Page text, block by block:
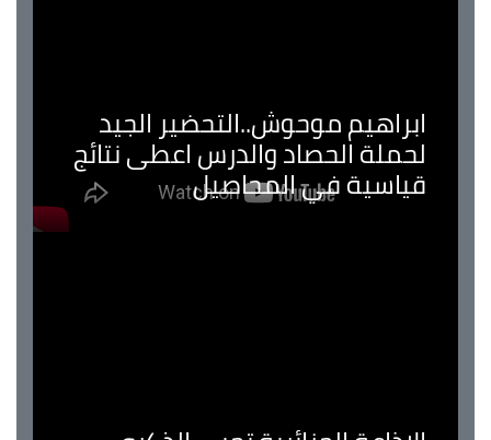
ابراهيم موحوش..التحضير الجيد
لحملة الحصاد والدرس اعطى نتائج
قياسية في المحاصيل